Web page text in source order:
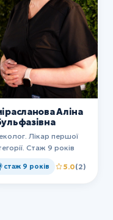
Аліна
Лікар першої
Стаж 9 років
стаж 9 років 5.0(2)